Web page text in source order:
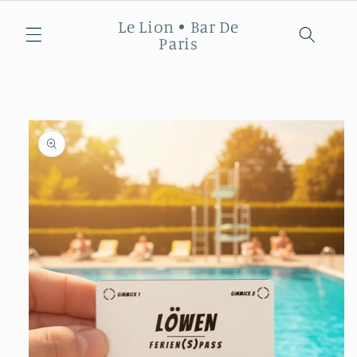
Direkt
Inhalt
Le Lion • Bar De
Paris